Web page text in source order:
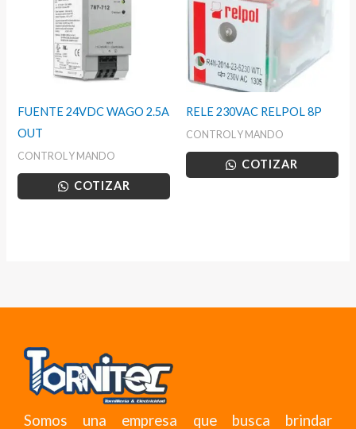
FUENTE 24VDC WAGO 2.5A
OUT
CONTROL Y MANDO
COTIZAR
RELE 230VAC RELPOL 8P
CONTROL Y MANDO
COTIZAR
Somos una empresa que busca brindar